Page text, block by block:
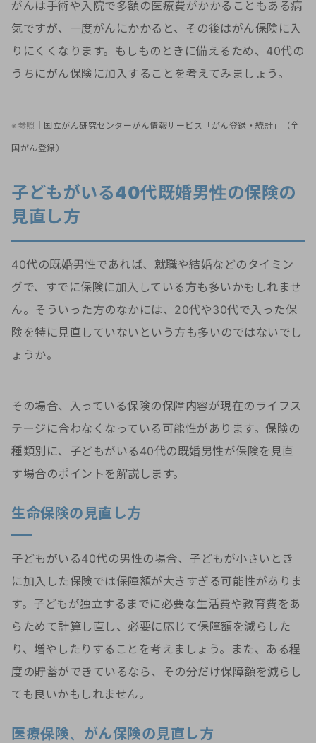
がんは手術や入院で多額の医療費がかかることもある病
気ですが、一度がんにかかると、その後はがん保険に入
りにくくなります。もしものときに備えるため、40代の
うちにがん保険に加入することを考えてみましょう。
※参照｜ 国立がん研究センターがん情報サービス「がん登録・統計」（全
国がん登録）
子どもがいる40代既婚男性の保険の
見直し方
40代の既婚男性であれば、就職や結婚などのタイミン
グで、すでに保険に加入している方も多いかもしれませ
ん。そういった方のなかには、20代や30代で入った保
険を特に見直していないという方も多いのではないでし
ょうか。
その場合、入っている保険の保障内容が現在のライフス
テージに合わなくなっている可能性があります。保険の
種類別に、子どもがいる40代の既婚男性が保険を見直
す場合のポイントを解説します。
生命保険の見直し方
子どもがいる40代の男性の場合、子どもが小さいとき
に加入した保険では保障額が大きすぎる可能性がありま
す。子どもが独立するまでに必要な生活費や教育費をあ
らためて計算し直し、必要に応じて保障額を減らした
り、増やしたりすることを考えましょう。また、ある程
度の貯蓄ができているなら、その分だけ保障額を減らし
ても良いかもしれません。
医療保険、がん保険の見直し方